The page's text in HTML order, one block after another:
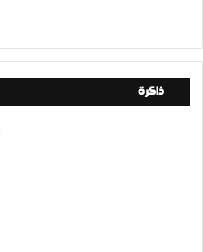
ذاكرة